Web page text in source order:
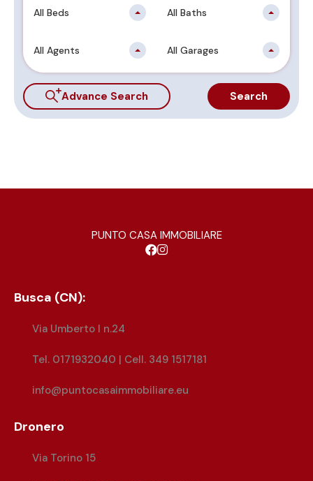
All Beds All Baths
All Agents All Garages
Advance Search Search
PUNTO CASA IMMOBILIARE
Busca (CN):
Via Umberto I n.24
Tel. 0171932040 | Cell. 349 1517181
info@puntocasaimmobiliare.eu
Dronero
Via Torino 15